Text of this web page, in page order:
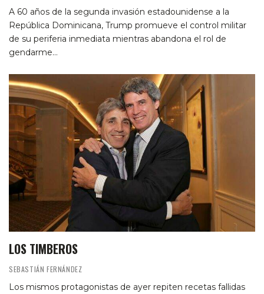
A 60 años de la segunda invasión estadounidense a la
República Dominicana, Trump promueve el control militar
de su periferia inmediata mientras abandona el rol de
gendarme…
LOS TIMBEROS
SEBASTIÁN FERNÁNDEZ
Los mismos protagonistas de ayer repiten recetas fallidas